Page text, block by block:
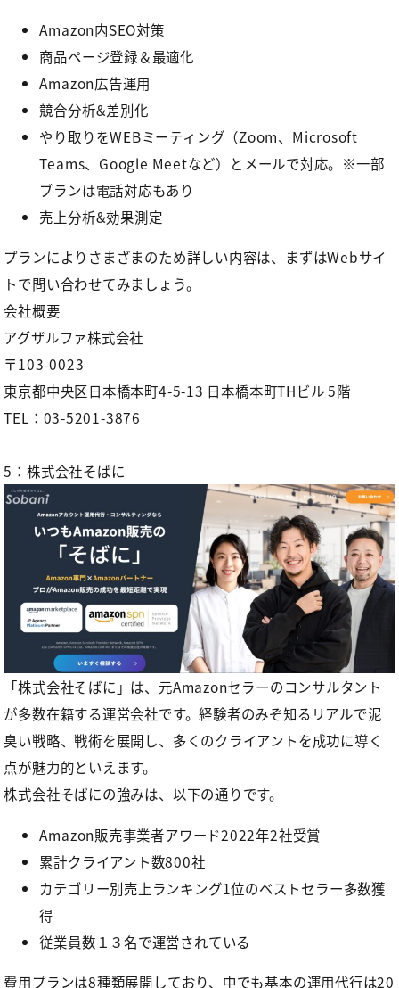
Amazon内SEO対策
商品ページ登録＆最適化
Amazon広告運用
競合分析&差別化
やり取りをWEBミーティング（Zoom、Microsoft
Teams、Google Meetなど）とメールで対応。※一部
ブランは電話対応もあり
売上分析&効果測定
プランによりさまざまのため詳しい内容は、まずはWebサイ
トで問い合わせてみましょう。
会社概要
アグザルファ株式会社
〒103-0023
東京都中央区日本橋本町4-5-13 日本橋本町THビル 5階
TEL：03-5201-3876
5：株式会社そばに
「株式会社そばに」 は、元Amazonセラーのコンサルタント
が多数在籍する運営会社です。経験者のみぞ知るリアルで泥
臭い戦略、戦術を展開し、多くのクライアントを成功に導く
点が魅力的といえます。
株式会社そばにの強みは、以下の通りです。
Amazon販売事業者アワード2022年2社受賞
累計クライアント数800社
カテゴリー別売上ランキング1位のベストセラー多数獲
得
従業員数１３名で運営されている
費用プランは8種類展開しており、中でも基本の運用代行は20